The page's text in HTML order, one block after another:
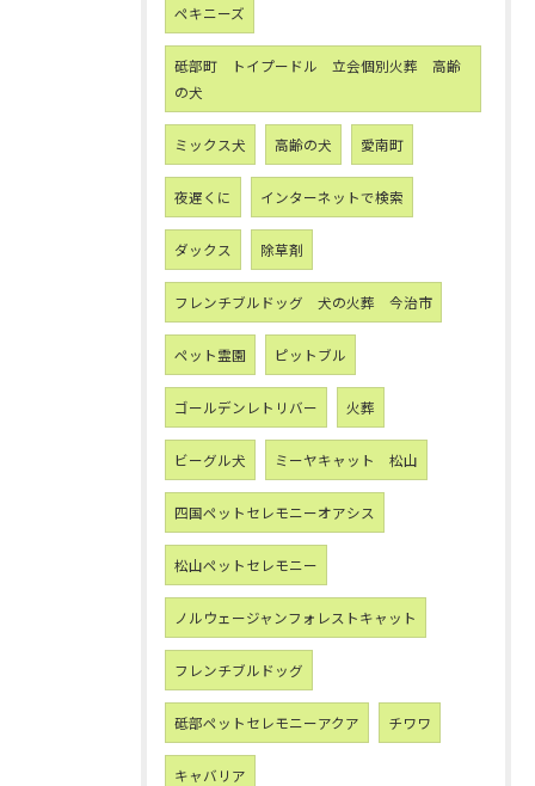
ペキニーズ
砥部町 トイプードル 立会個別火葬 高齢
の犬
ミックス犬 高齢の犬 愛南町
夜遅くに インターネットで検索
ダックス 除草剤
フレンチブルドッグ 犬の火葬 今治市
ペット霊園 ピットブル
ゴールデンレトリバー 火葬
ビーグル犬 ミーヤキャット 松山
四国ペットセレモニーオアシス
松山ペットセレモニー
ノルウェージャンフォレストキャット
フレンチブルドッグ
砥部ペットセレモニーアクア チワワ
キャバリア